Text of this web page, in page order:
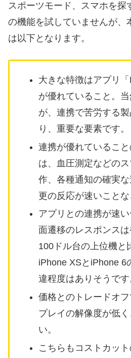
スポーツモード、スマホを探
の機能を試していませんが、
は以下となります。
大きな特徴はアプリ
が優れていること。
が、連携で苦労する
り、重要な要素です。
連携が優れているこ
は、血圧測定などの
作、各種通知の確実
更の反応が速いことな
アプリとの連携が速
面遷移のレスポンスは
100ドル台の上位機と
iPhone XSとiPhone 6
違程度はありそうです
価格とのトレードオ
プレイの解像度が低
い。
こちらもコストカット